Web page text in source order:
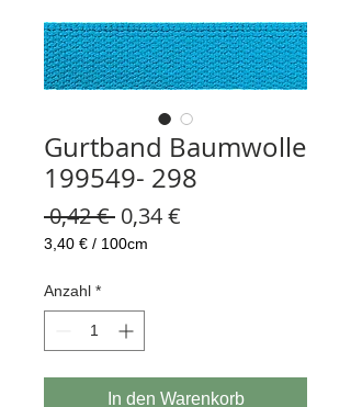
Gurtband Baumwolle
199549- 298
0,42 € Standardpreis
0,34 €
3,40 € / 100cm
pro
Zentimeter
Anzahl *
In den Warenkorb